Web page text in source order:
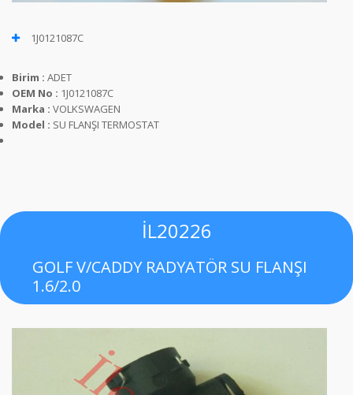
1J0121087C
Birim : ADET
OEM No : 1J0121087C
Marka : VOLKSWAGEN
Model : SU FLANŞI TERMOSTAT
İL20226
GOLF V/CADDY RADYATÖR SU FLANŞI
1.6/2.0